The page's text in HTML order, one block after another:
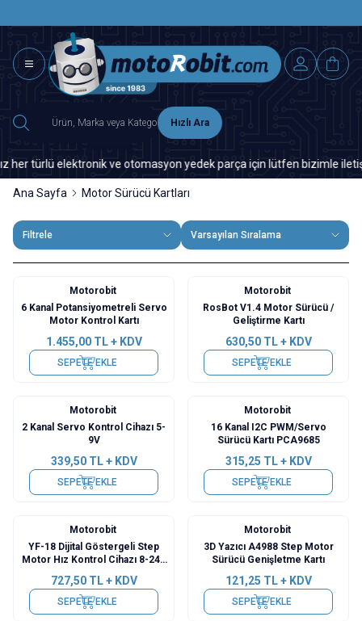
Hızlı Ara
türlü elektronik ve otomasyon yedek parça için lütfen bizimle
Ana Sayfa Motor Sürücü Kartları
Filtrele Varsayılan Sıralama
Motorobit
6 Kanal Potansiyometreli Servo
Motor Kontrol Kartı
1.455,00TL + KDV
SEPETE EKLE
Motorobit
RosBot V1.4 Motor Sürücü /
Geliştirme Kartı
630,50TL + KDV
SEPETE EKLE
Motorobit
2 Kanal Servo Kontrol Cihazı 5-
9V
339,50TL + KDV
SEPETE EKLE
Motorobit
16 Kanal I2C PWM/Servo
Sürücü Kartı PCA9685
315,25 TL + KDV
SEPETE EKLE
Motorobit
YF-18 Dijital Göstergeli Step
Motor Hız Kontrol Cihazı 8-24V
727,50TL + KDV
SEPETE EKLE
Motorobit
3D Yazıcı A4988 Step Motor
Sürücü Genişletme Kartı
121,25 TL + KDV
SEPETE EKLE